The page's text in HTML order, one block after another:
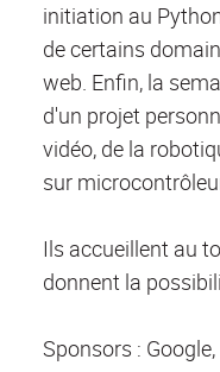
initiation au
de certains
web. Enfin, la
d'un projet
vidéo, de la
sur
Ils accueillent au
donnent la
Sponsors :